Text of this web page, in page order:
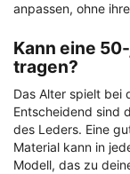
anpassen, ohne
Kann eine
tragen?
Das Alter spielt bei
Entscheidend sind
des Leders. Eine
Material kann in
Modell, das zu